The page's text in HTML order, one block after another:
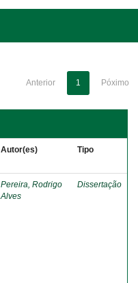
Anterior 1 Póximo
Autor(es) Tipo
Pereira, Rodrigo
Alves
Dissertação